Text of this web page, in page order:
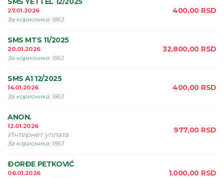
27.01.2026
За корисника: 1863
400,00 RSD
SMS MTS 11/2025
20.01.2026
За корисника: 1863
32.800,00 RSD
SMS A1 12/2025
14.01.2026
За корисника: 1863
400,00 RSD
ANON.
12.01.2026
Интернет уплата
За корисника: 1863
977,00 RSD
ÐORÐE PETKOVIĆ
06.01.2026
1.000,00 RSD